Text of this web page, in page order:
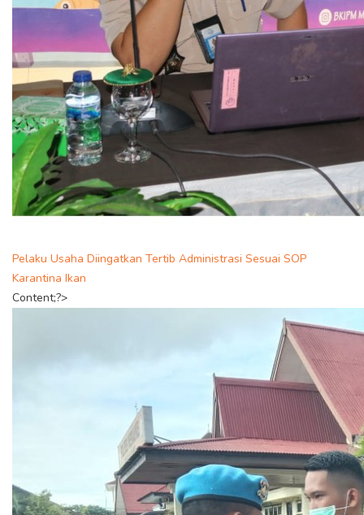
Pelaku Usaha Diingatkan Tertib Administrasi Sesuai SOP
Karantina Ikan
Content;?>